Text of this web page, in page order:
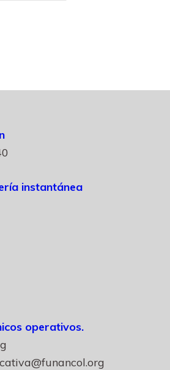
instantánea
operativos.